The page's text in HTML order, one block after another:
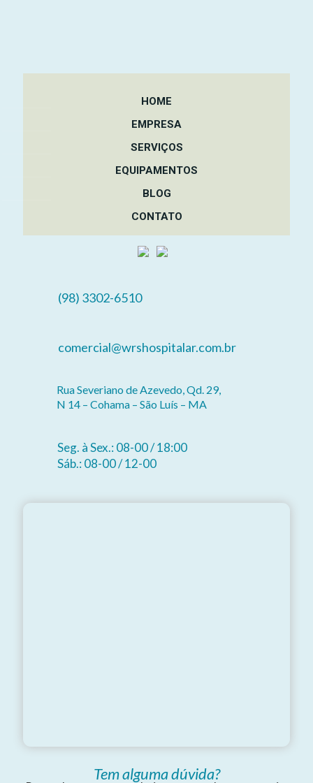
HOME
EMPRESA
SERVIÇOS
EQUIPAMENTOS
BLOG
CONTATO
(98) 3302-6510
comercial@wrshospitalar.com.br
Rua Severiano de Azevedo, Qd. 29,
N 14 – Cohama – São Luís – MA
Seg. à Sex.: 08-00 / 18:00
Sáb.: 08-00 / 12-00
Tem alguma dúvida?